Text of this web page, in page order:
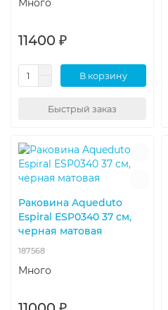
Много
11400 ₽
В корзину
Быстрый заказ
Раковина Aqueduto
Espiral ESP0340 37 см,
черная матовая
187568
Много